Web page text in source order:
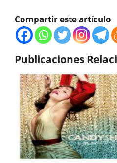
Compartir este artículo
Publicaciones